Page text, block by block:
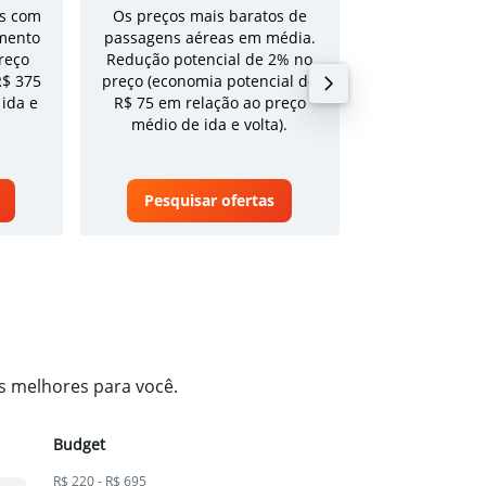
com
375
e
Os preços mais baratos de
passagens aéreas em média.
Redução potencial de 2% no
preço (economia potencial de
R$ 75 em relação ao preço
médio de ida e volta).
Pesquisar ofertas
melhores para você.
Budget
R$ 220 - R$ 695